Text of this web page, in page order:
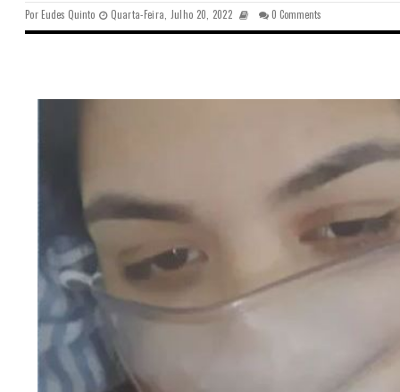
PorEudes Quinto Quarta-Feira, Julho 20, 2022 0 Comments